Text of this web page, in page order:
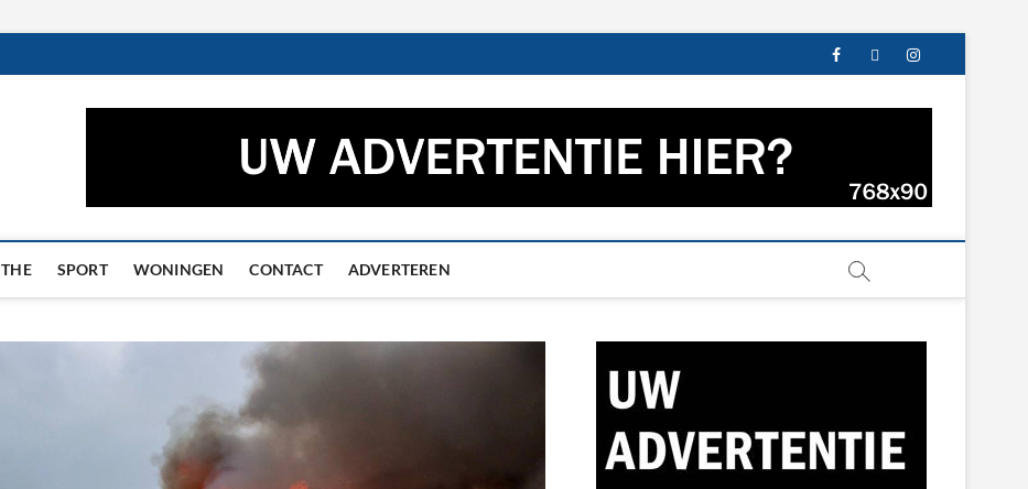
facebooktwitterinstagram
– Het laatste nieuws uit Groningen en
SPORT WONINGEN CONTACT ADVERTEREN